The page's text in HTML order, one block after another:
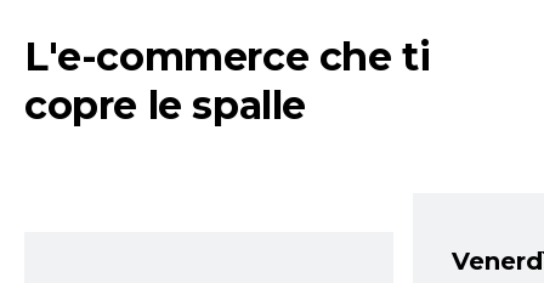
L'e-commerce che ti
copre le spalle